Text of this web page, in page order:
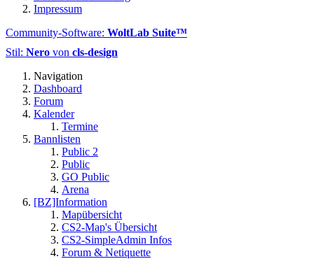
Impressum
Community-Software: WoltLab Suite™
Stil: Nero von cls-design
Navigation
Dashboard
Forum
Kalender
Termine
Bannlisten
Public 2
Public
GO Public
Arena
[BZ]Information
Mapübersicht
CS2-Map's Übersicht
CS2-SimpleAdmin Infos
Forum & Netiquette